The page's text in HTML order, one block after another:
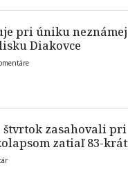
pri úniku neznámej
Diakovce
štvrtok zasahovali pri
zatiaľ 83-krát